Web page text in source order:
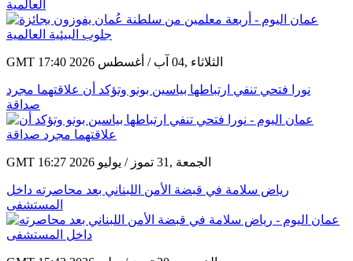
العالمية
GMT 17:40 2026 الثلاثاء ,04 آب / أغسطس
نورا فتحي تنفي ارتباطها بياسين بونو وتؤكد أن علاقتهما مجرد
صداقة
GMT 16:27 2026 الجمعة ,31 تموز / يوليو
رياض سلامة في قبضة الأمن اللبناني بعد محاصرته داخل
المستشفى